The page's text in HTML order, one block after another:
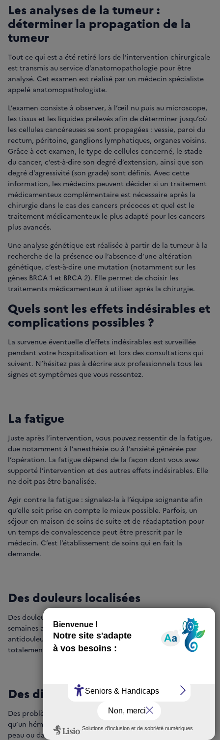
Les analyses de la tumeur :
déterminer la propagation de la
tumeur
Tout ce qui est a été retiré lors de l’intervention chirurgicale
est transmis au service d’anatomopathologie pour être
analysé. Cet examen est réalisé par un médecin spécialiste
appelé anatomopathologiste.
L’examen consiste à observer, à l’œil nu puis au microscope,
les tissus et les liquides prélevés afin de déterminer jusqu’où
les cellules cancéreuses se sont propagées : vessie, paroi du
rectum, péritoine, ganglions lymphatiques, organes voisins.
Grâce à cet examen, le type de cellules concerné, le stade
du cancer, c’est-à-dire son degré d’extension, ainsi que son
degré d’agressivité (son grade) sont définis. Avec cette
information, les médecins peuvent décider si un traitement
médicamenteux complémentaire est nécessaire après la
chirurgie dans le cas des cancers précoces et quel est le
traitement médicamenteux le plus adapté pour les cancers
plus avancés.
Une analyse génétique est réalisée à partir de la tumeur à la
recherche de la présence ou l’absence d’une altération
génétique, c’est-à-dire une mutation (notamment sur les
gènes BRCA 1 et BRCA 2). Elle permet de choisir les
traitements médicamenteux à utiliser après la chirurgie.
Quels sont les effets indésirables et
complications possibles ?
La survenue éventuelle d’effets indésirables est surveillée
pendant votre hospitalisation et lors des consultations qui
suivent. N’hésitez pas à décrire aux professionnels tous les
signes et symptômes que vous ressentez.
La fatigue
Juste après l’intervention, vous pouvez ressentir de la fatigue,
due notamment à l’anesthésie ou à l’anxiété générée par
l’opération. La fatigue dépend de la façon dont vous avez
supporté l’intervention et des autres effets indésirables. Elle
ne doit pas être banalisée.
Agir contre la fatigue : signalez-la à l’équipe soignante afin
qu’elle soit prise en compte le mieux possible. Parfois, un
séjour en maison de soins de suite et de réadaptation pour
un temps de convalescence peut être prescrit par le
médecin. C’est l’établissement de soins qui en fait la
demande.
Des douleurs localisées
Des douleurs localisées peuvent persister pendant quelques
semaines après l’opération. Vous aurez un traitement
antidouleur (antalgique) à prendre jusqu’à ce qu’elles aient
totalement disparu.
Des difficultés à cicatriser
Des problèmes de cicatrisation peuvent survenir. Il arrive
qu’un hématome (une accumulation de sang localisée sous la
peau ou dans une cavité, dans un organe ou un tissu à la